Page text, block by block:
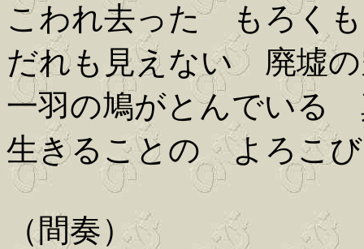
こわれ去った もろくも
だれも見えない 廃墟
一羽の鳩がとんでいる
生きることの よろこ
（間奏）